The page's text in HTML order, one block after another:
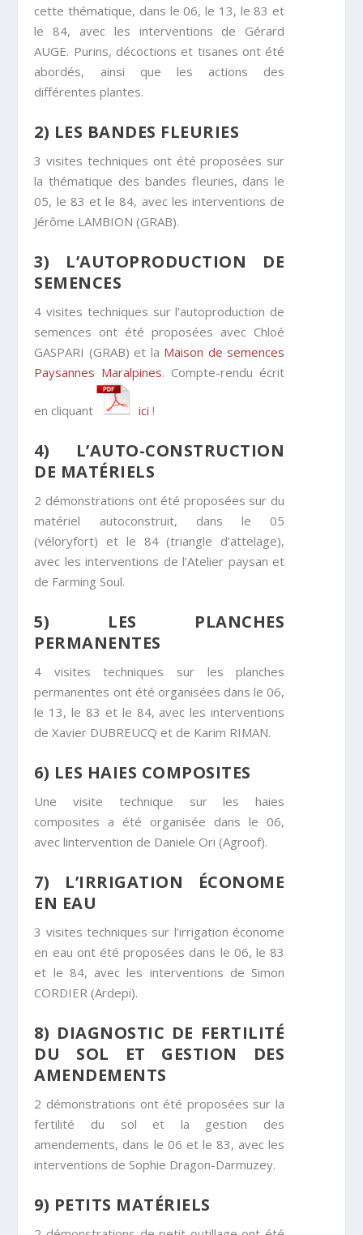
cette thématique, dans le 06, le 13, le 83 et
le 84, avec les interventions de Gérard
AUGE. Purins, décoctions et tisanes ont été
abordés, ainsi que les actions des
différentes plantes.
2) LES BANDES FLEURIES
3 visites techniques ont été proposées sur
la thématique des bandes fleuries, dans le
05, le 83 et le 84, avec les interventions de
Jérôme LAMBION (GRAB).
3) L’AUTOPRODUCTION DE
SEMENCES
4 visites techniques sur l’autoproduction de
semences ont été proposées avec Chloé
GASPARI (GRAB) et la Maison de semences
Paysannes Maralpines. Compte-rendu écrit
en cliquant ici !
4) L’AUTO-CONSTRUCTION
DE MATÉRIELS
2 démonstrations ont été proposées sur du
matériel autoconstruit, dans le 05
(véloryfort) et le 84 (triangle d’attelage),
avec les interventions de l’Atelier paysan et
de Farming Soul.
5) LES PLANCHES
PERMANENTES
4 visites techniques sur les planches
permanentes ont été organisées dans le 06,
le 13, le 83 et le 84, avec les interventions
de Xavier DUBREUCQ et de Karim RIMAN.
6) LES HAIES COMPOSITES
Une visite technique sur les haies
composites a été organisée dans le 06,
avec lintervention de Daniele Ori (Agroof).
7) L’IRRIGATION ÉCONOME
EN EAU
3 visites techniques sur l’irrigation économe
en eau ont été proposées dans le 06, le 83
et le 84, avec les interventions de Simon
CORDIER (Ardepi).
8) DIAGNOSTIC DE FERTILITÉ
DU SOL ET GESTION DES
AMENDEMENTS
2 démonstrations ont été proposées sur la
fertilité du sol et la gestion des
amendements, dans le 06 et le 83, avec les
interventions de Sophie Dragon-Darmuzey.
9) PETITS MATÉRIELS